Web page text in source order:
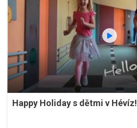
Happy Holiday s dětmi v Hévíz!